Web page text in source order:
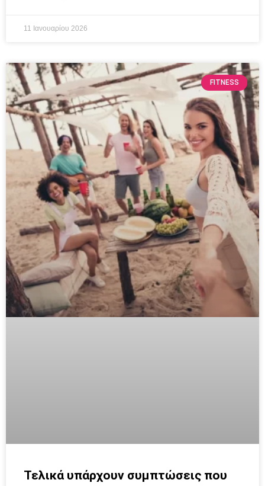
11 Ιανουαρίου 2026
FITNESS
Τελικά υπάρχουν συμπτώσεις που